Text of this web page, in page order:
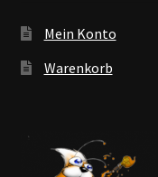
Mein Konto
Warenkorb